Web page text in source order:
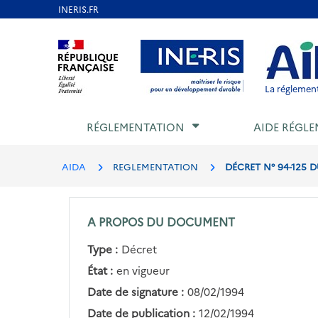
Aller au contenu Aller au menu Aller au
La
RÉGLEMENTATION AIDE
AIDA REGLEMENTATION DÉCRET N° 94-125
A PROPOS DU DOCUMENT
Type : Décret
État : en vigueur
Date de signature : 08/02/1994
Date de publication : 12/02/1994